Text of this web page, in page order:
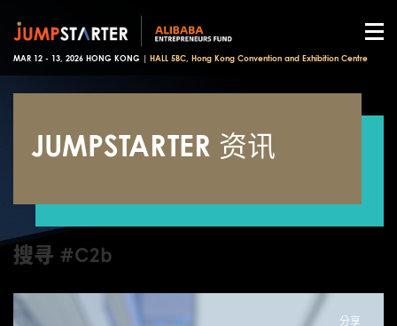
MAR 12 - 13, 2026 HONG KONG | HALL 5BC, Hong Kong Convention and Exhibition Centre
JUMPSTARTER 资讯
搜寻 #C2b
分享